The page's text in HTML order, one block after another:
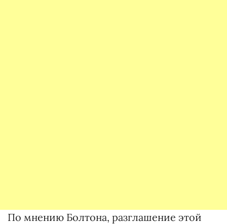
По мнению Болтона, разглашение этой